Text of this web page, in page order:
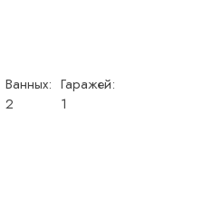
Ванных:
2
Гаражей:
1